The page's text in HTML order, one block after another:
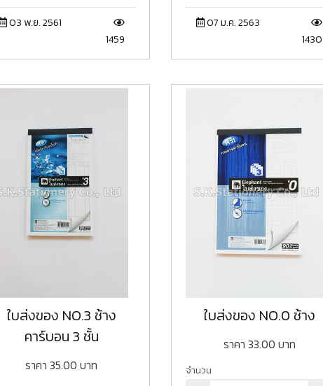
03 พ.ย. 2561
1459
07 ม.ค. 2563
1430
ใบส่งของ NO.3 ช้าง
คาร์บอน 3 ชั้น
ราคา35.00 บาท
ใบส่งของ NO.0 ช้าง
ราคา 33.00 บาท
จำนวน